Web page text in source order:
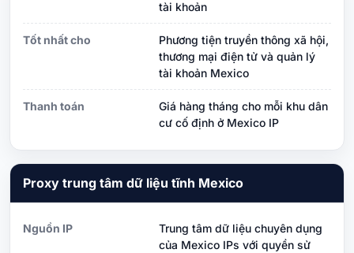
tài khoản
Tốt nhất cho
Phương tiện truyền thông xã hội,
thương mại điện tử và quản lý
tài khoản Mexico
Thanh toán
Giá hàng tháng cho mỗi khu dân
cư cố định ở Mexico IP
Proxy trung tâm dữ liệu tĩnh Mexico
Nguồn IP
Trung tâm dữ liệu chuyên dụng
của Mexico IPs với quyền sử